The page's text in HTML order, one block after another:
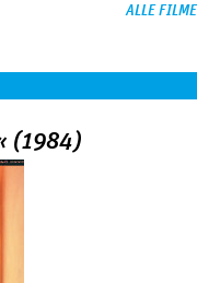
ALLE FILME
(1984)